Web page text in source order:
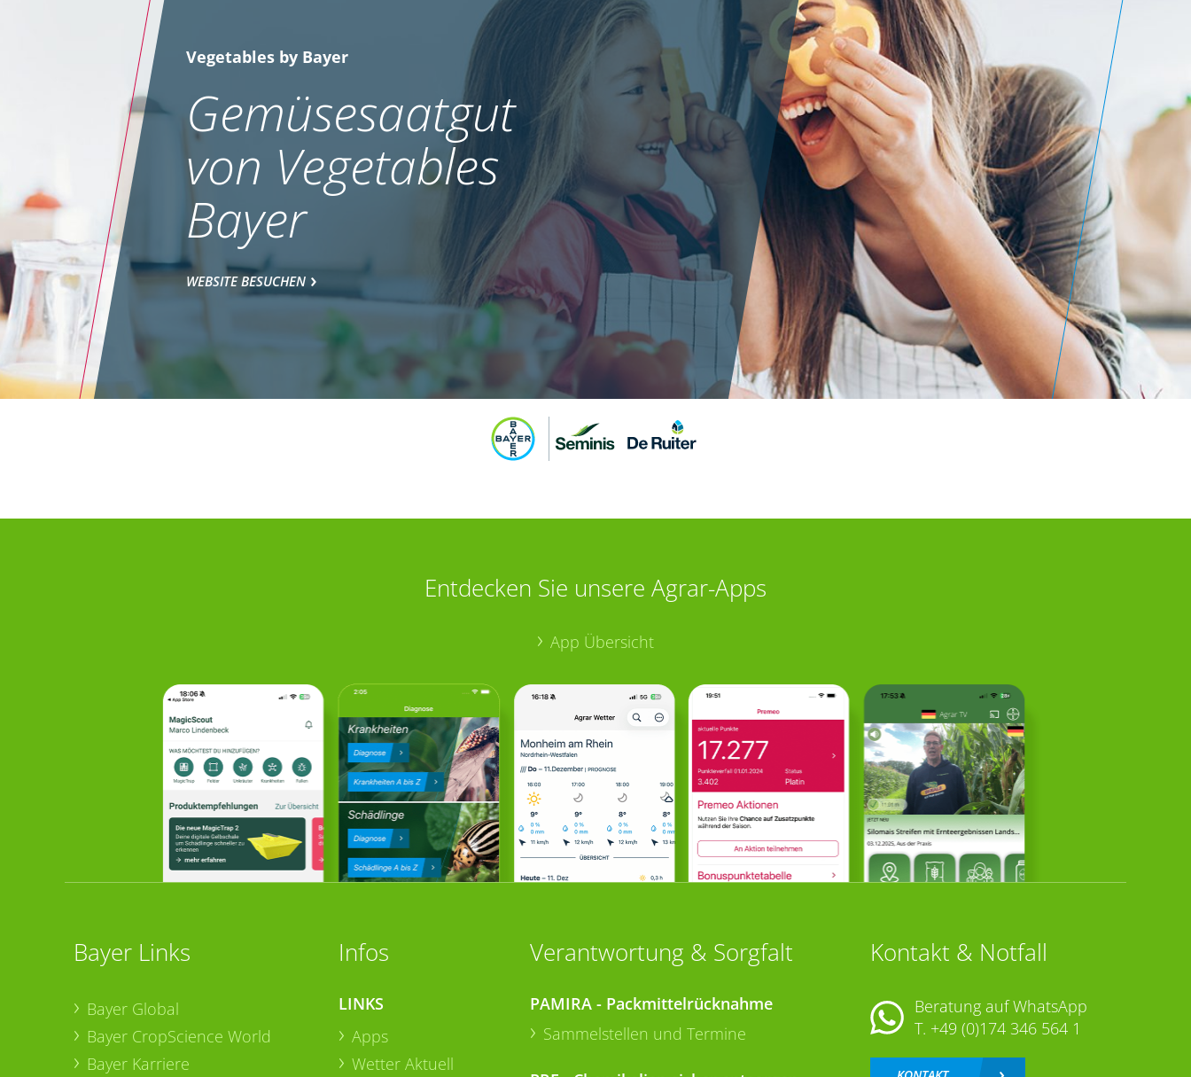
Vegetables by Bayer
Gemüsesaatgut
von Vegetables
Bayer
WEBSITE BESUCHEN
Entdecken Sie unsere Agrar-Apps
App Übersicht
Bayer Links
Bayer Global
Bayer CropScience World
Bayer Karriere
Infos
LINKS
Apps
Wetter Aktuell
Verantwortung & Sorgfalt
PAMIRA - Packmittelrücknahme
Sammelstellen und Termine
Kontakt & Notfall
Beratung auf WhatsApp
T. +49 (0)174 346 564 1